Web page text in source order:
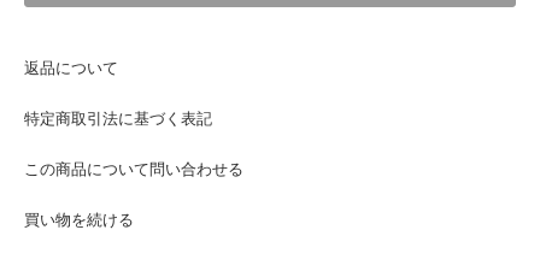
返品について
特定商取引法に基づく表記
この商品について問い合わせる
買い物を続ける